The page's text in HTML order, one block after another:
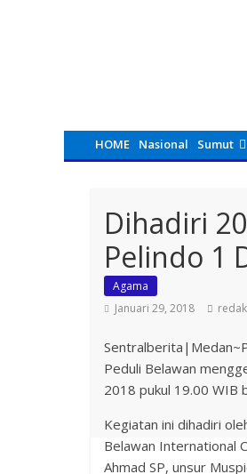
HOME Nasional Sumut
Dihadiri
Pelindo 1
Agama
Januari 29, 2018
Peduli Belawan
2018 pukul 19.00 WIB
Kegiatan ini dihadiri
Belawan International
Ahmad SP, unsur